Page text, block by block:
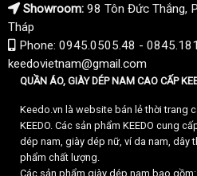
Showroom: 98 Tôn Đức Thắng,
Tháp
Phone: 0945.0505.48 -
keedovietnam@gmail.com
QUẦN ÁO, GIÀY DÉP NAM CAO CẤP
Keedo.vn là website bán lẻ thời trang
KEEDO. Các sản phẩm KEEDO cung
dép nam, giày dép nữ, ví da nam, dây
phẩm chất lượng.
Các sản phẩm giày dép nam bao